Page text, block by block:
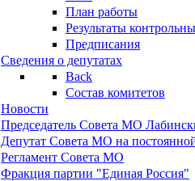
План работы
Результаты
Предписания
Сведения о депутатах
Back
Состав комитетов
Новости
Председатель Совета МО
Депутат Совета МО на
Регламент Совета МО
Фракция партии "Единая Россия"